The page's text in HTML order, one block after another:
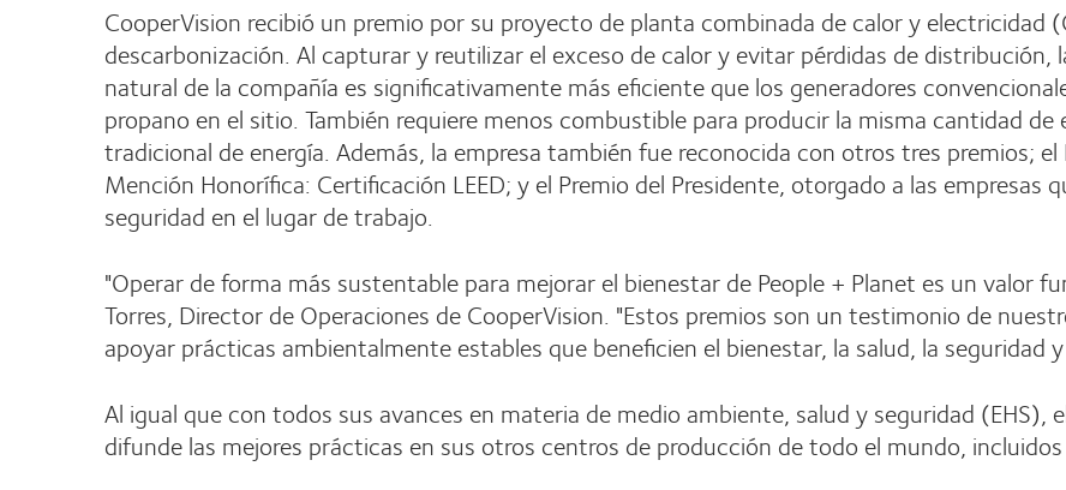
CooperVision recibió un premio por su proyecto de planta combinada de calor y electricidad
descarbonización. Al capturar y reutilizar el exceso de calor y evitar pérdidas de
natural de la compañía es significativamente más eficiente que los generadores
propano en el sitio. También requiere menos combustible para producir la misma cantidad
tradicional de energía. Además, la empresa también fue reconocida con otros tres premios;
Mención Honorífica: Certificación LEED; y el Premio del Presidente, otorgado a las empresas
seguridad en el lugar de trabajo.
"Operar de forma más sustentable para mejorar el bienestar de People + Planet es un valor
Torres, Director de Operaciones de CooperVision. "Estos premios son un testimonio de
apoyar prácticas ambientalmente estables que beneficien el bienestar, la salud, la seguridad
Al igual que con todos sus avances en materia de medio ambiente, salud y seguridad (EHS),
difunde las mejores prácticas en sus otros centros de producción de todo el mundo,